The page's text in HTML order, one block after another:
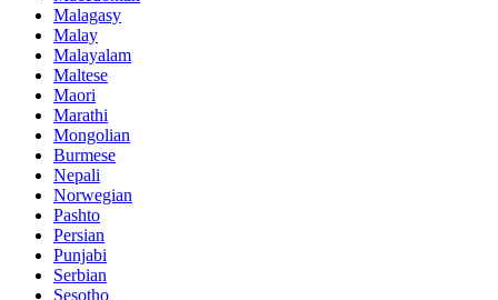
Malagasy
Malay
Malayalam
Maltese
Maori
Marathi
Mongolian
Burmese
Nepali
Norwegian
Pashto
Persian
Punjabi
Serbian
Sesotho